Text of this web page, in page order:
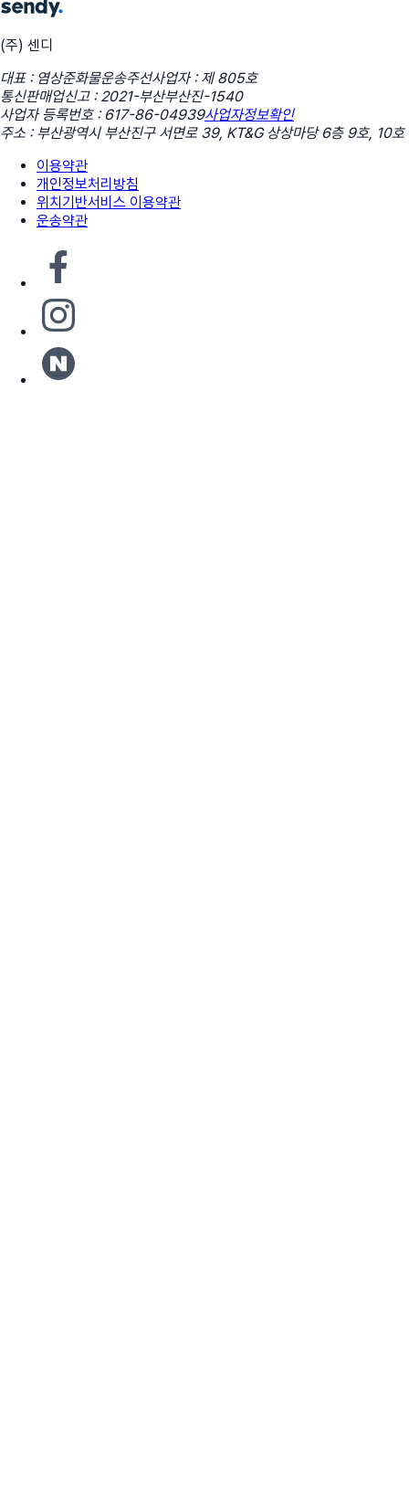
(주) 센디
대표 : 염상준화물운송주선사업자 : 제 805호
통신판매업신고 : 2021-부산부산진-1540
사업자 등록번호 : 617-86-04939사업자정보확인
주소 : 부산광역시 부산진구 서면로 39, KT&G 상상마당 6층 9호, 10호
이용약관
개인정보처리방침
위치기반서비스 이용약관
운송약관